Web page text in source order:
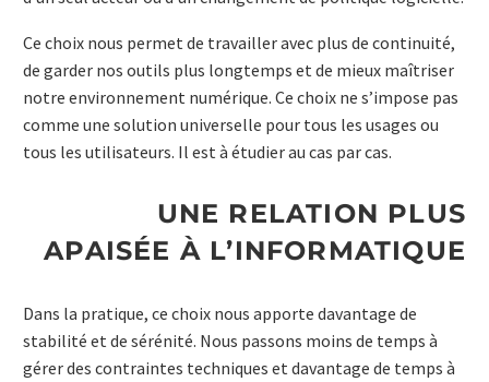
Ce choix nous permet de travailler avec plus de continuité,
de garder nos outils plus longtemps et de mieux maîtriser
notre environnement numérique. Ce choix ne s’impose pas
comme une solution universelle pour tous les usages ou
tous les utilisateurs. Il est à étudier au cas par cas.
UNE RELATION PLUS
APAISÉE À L’INFORMATIQUE
Dans la pratique, ce choix nous apporte davantage de
stabilité et de sérénité. Nous passons moins de temps à
gérer des contraintes techniques et davantage de temps à